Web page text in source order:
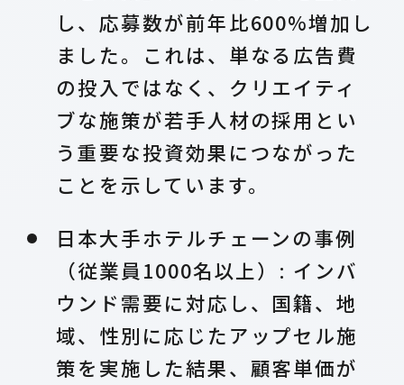
し、応募数が前年比600%増加し
ました。これは、単なる広告費
の投入ではなく、クリエイティ
ブな施策が若手人材の採用とい
う重要な投資効果につながった
ことを示しています。
日本大手ホテルチェーンの事例
（従業員1000名以上）: インバ
ウンド需要に対応し、国籍、地
域、性別に応じたアップセル施
策を実施した結果、顧客単価が